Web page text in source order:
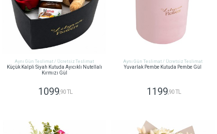
Aynı Gün Teslimat / Ücretsiz Teslimat
Küçük Kalpli Siyah Kutuda Ayıcıklı Nutellalı
Kırmızı Gül
1099 ,90 TL
Aynı Gün Teslimat / Ücretsiz Teslimat
Yuvarlak Pembe Kutuda Pembe Gül
1199 ,90 TL